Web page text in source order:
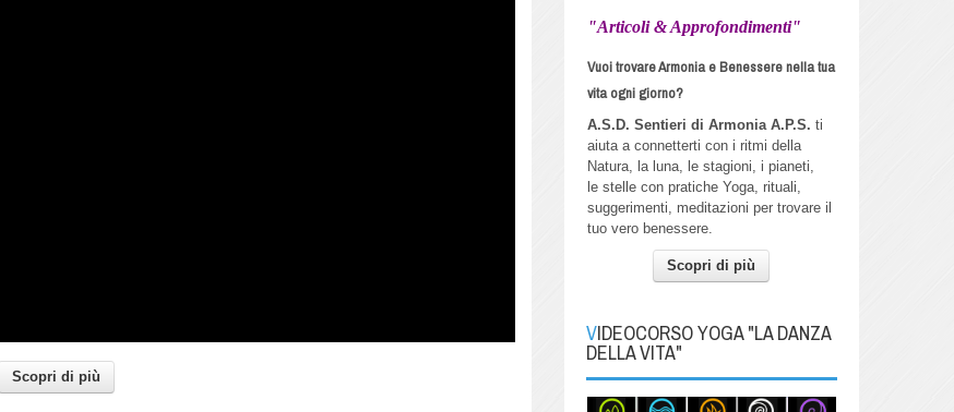
Scopri di più
"Articoli & Approfondimenti"
Vuoi trovare Armonia e Benessere nella tua
vita ogni giorno?
A.S.D. Sentieri di Armonia A.P.S. ti
aiuta a connetterti con i ritmi della
Natura, la luna, le stagioni, i pianeti,
le stelle con pratiche Yoga, rituali,
suggerimenti, meditazioni per trovare il
tuo vero benessere.
Scopri di più
VIDEOCORSO YOGA "LA DANZA
DELLA VITA"